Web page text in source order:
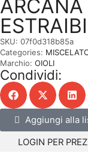
SKU: 07f0d318b85a
Categories:
Marchio: OIOLI
Condividi:
Aggiungi alla
LOGIN PER